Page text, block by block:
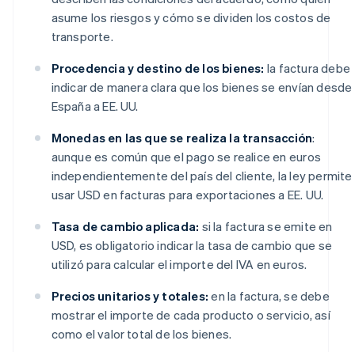
asume los riesgos y cómo se dividen los costos de
transporte.
Procedencia y destino de los bienes: la factura debe
indicar de manera clara que los bienes se envían desde
España a EE. UU.
Monedas en las que se realiza la transacción:
aunque es común que el pago se realice en euros
independientemente del país del cliente, la ley permite
usar USD en facturas para exportaciones a EE. UU.
Tasa de cambio aplicada: si la factura se emite en
USD, es obligatorio indicar la tasa de cambio que se
utilizó para calcular el importe del IVA en euros.
Precios unitarios y totales: en la factura, se debe
mostrar el importe de cada producto o servicio, así
como el valor total de los bienes.